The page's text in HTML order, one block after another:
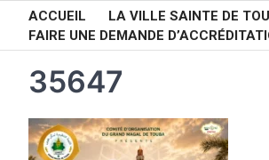
ACCUEIL LA VILLE SAINTE DE
FAIRE UNE DEMANDE
35647